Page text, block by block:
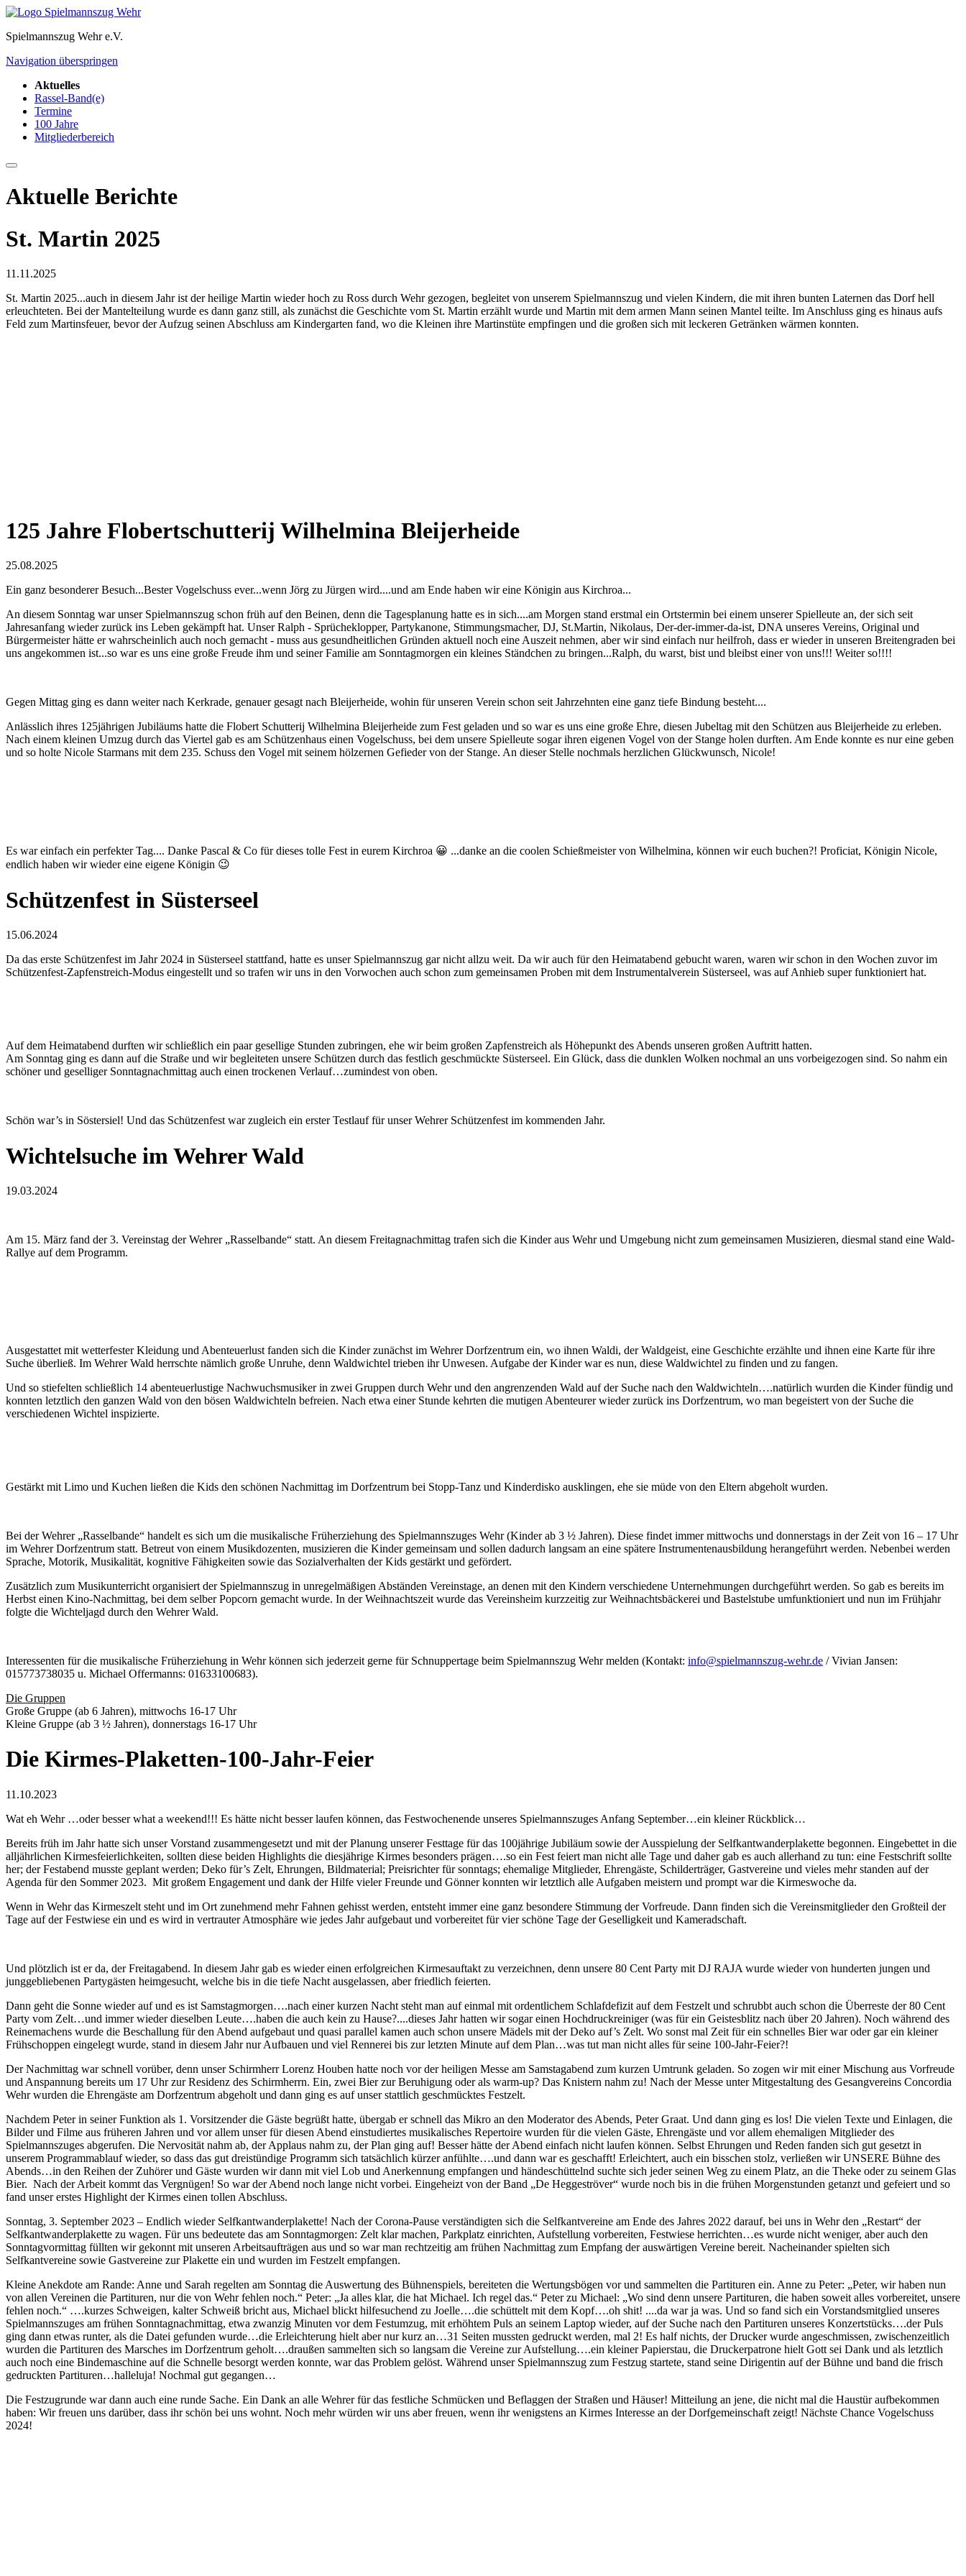
Spielmannszug Wehr e.V.
Navigation überspringen
Aktuelles
Rassel-Band(e)
Termine
100 Jahre
Mitgliederbereich
Aktuelle Berichte
St. Martin 2025
11.11.2025
St. Martin 2025...auch in diesem Jahr ist der heilige Martin wieder hoch zu Ross durch Wehr gezogen, begleitet von unserem Spielmannszug und vielen Kindern, die mit ihren bunten Laternen das Dorf hell
erleuchteten. Bei der Mantelteilung wurde es dann ganz still, als zunächst die Geschichte vom St. Martin erzählt wurde und Martin mit dem armen Mann seinen Mantel teilte. Im Anschluss ging es hinaus aufs
Feld zum Martinsfeuer, bevor der Aufzug seinen Abschluss am Kindergarten fand, wo die Kleinen ihre Martinstüte empfingen und die großen sich mit leckeren Getränken wärmen konnten.
125 Jahre Flobertschutterij Wilhelmina Bleijerheide
25.08.2025
Ein ganz besonderer Besuch...Bester Vogelschuss ever...wenn Jörg zu Jürgen wird....und am Ende haben wir eine Königin aus Kirchroa...
An diesem Sonntag war unser Spielmannszug schon früh auf den Beinen, denn die Tagesplanung hatte es in sich....am Morgen stand erstmal ein Ortstermin bei einem unserer Spielleute an, der sich seit
Jahresanfang wieder zurück ins Leben gekämpft hat. Unser Ralph - Sprücheklopper, Partykanone, Stimmungsmacher, DJ, St.Martin, Nikolaus, Der-der-immer-da-ist, DNA unseres Vereins, Original und
Bürgermeister hätte er wahrscheinlich auch noch gemacht - muss aus gesundheitlichen Gründen aktuell noch eine Auszeit nehmen, aber wir sind einfach nur heilfroh, dass er wieder in unseren Breitengraden bei
uns angekommen ist...so war es uns eine große Freude ihm und seiner Familie am Sonntagmorgen ein kleines Ständchen zu bringen...Ralph, du warst, bist und bleibst einer von uns!!! Weiter so!!!!
Gegen Mittag ging es dann weiter nach Kerkrade, genauer gesagt nach Bleijerheide, wohin für unseren Verein schon seit Jahrzehnten eine ganz tiefe Bindung besteht....
Anlässlich ihres 125jährigen Jubiläums hatte die Flobert Schutterij Wilhelmina Bleijerheide zum Fest geladen und so war es uns eine große Ehre, diesen Jubeltag mit den Schützen aus Bleijerheide zu erleben.
Nach einem kleinen Umzug durch das Viertel gab es am Schützenhaus einen Vogelschuss, bei dem unsere Spielleute sogar ihren eigenen Vogel von der Stange holen durften. Am Ende konnte es nur eine geben
und so holte Nicole Starmans mit dem 235. Schuss den Vogel mit seinem hölzernen Gefieder von der Stange. An dieser Stelle nochmals herzlichen Glückwunsch, Nicole!
Es war einfach ein perfekter Tag.... Danke Pascal & Co für dieses tolle Fest in eurem Kirchroa 😀 ...danke an die coolen Schießmeister von Wilhelmina, können wir euch buchen?! Proficiat, Königin Nicole,
endlich haben wir wieder eine eigene Königin 😉
Schützenfest in Süsterseel
15.06.2024
Da das erste Schützenfest im Jahr 2024 in Süsterseel stattfand, hatte es unser Spielmannszug gar nicht allzu weit. Da wir auch für den Heimatabend gebucht waren, waren wir schon in den Wochen zuvor im
Schützenfest-Zapfenstreich-Modus eingestellt und so trafen wir uns in den Vorwochen auch schon zum gemeinsamen Proben mit dem Instrumentalverein Süsterseel, was auf Anhieb super funktioniert hat.
Auf dem Heimatabend durften wir schließlich ein paar gesellige Stunden zubringen, ehe wir beim großen Zapfenstreich als Höhepunkt des Abends unseren großen Auftritt hatten.
Am Sonntag ging es dann auf die Straße und wir begleiteten unsere Schützen durch das festlich geschmückte Süsterseel. Ein Glück, dass die dunklen Wolken nochmal an uns vorbeigezogen sind. So nahm ein
schöner und geselliger Sonntagnachmittag auch einen trockenen Verlauf…zumindest von oben.
Schön war’s in Söstersiel! Und das Schützenfest war zugleich ein erster Testlauf für unser Wehrer Schützenfest im kommenden Jahr.
Wichtelsuche im Wehrer Wald
19.03.2024
Am 15. März fand der 3. Vereinstag der Wehrer „Rasselbande“ statt. An diesem Freitagnachmittag trafen sich die Kinder aus Wehr und Umgebung nicht zum gemeinsamen Musizieren, diesmal stand eine Wald-
Rallye auf dem Programm.
Ausgestattet mit wetterfester Kleidung und Abenteuerlust fanden sich die Kinder zunächst im Wehrer Dorfzentrum ein, wo ihnen Waldi, der Waldgeist, eine Geschichte erzählte und ihnen eine Karte für ihre
Suche überließ. Im Wehrer Wald herrschte nämlich große Unruhe, denn Waldwichtel trieben ihr Unwesen. Aufgabe der Kinder war es nun, diese Waldwichtel zu finden und zu fangen.
Und so stiefelten schließlich 14 abenteuerlustige Nachwuchsmusiker in zwei Gruppen durch Wehr und den angrenzenden Wald auf der Suche nach den Waldwichteln….natürlich wurden die Kinder fündig und
konnten letztlich den ganzen Wald von den bösen Waldwichteln befreien. Nach etwa einer Stunde kehrten die mutigen Abenteurer wieder zurück ins Dorfzentrum, wo man begeistert von der Suche die
verschiedenen Wichtel inspizierte.
Gestärkt mit Limo und Kuchen ließen die Kids den schönen Nachmittag im Dorfzentrum bei Stopp-Tanz und Kinderdisko ausklingen, ehe sie müde von den Eltern abgeholt wurden.
Bei der Wehrer „Rasselbande“ handelt es sich um die musikalische Früherziehung des Spielmannszuges Wehr (Kinder ab 3 ½ Jahren). Diese findet immer mittwochs und donnerstags in der Zeit von 16 – 17 Uhr
im Wehrer Dorfzentrum statt. Betreut von einem Musikdozenten, musizieren die Kinder gemeinsam und sollen dadurch langsam an eine spätere Instrumentenausbildung herangeführt werden. Nebenbei werden
Sprache, Motorik, Musikalität, kognitive Fähigkeiten sowie das Sozialverhalten der Kids gestärkt und gefördert.
Zusätzlich zum Musikunterricht organisiert der Spielmannszug in unregelmäßigen Abständen Vereinstage, an denen mit den Kindern verschiedene Unternehmungen durchgeführt werden. So gab es bereits im
Herbst einen Kino-Nachmittag, bei dem selber Popcorn gemacht wurde. In der Weihnachtszeit wurde das Vereinsheim kurzzeitig zur Weihnachtsbäckerei und Bastelstube umfunktioniert und nun im Frühjahr
folgte die Wichteljagd durch den Wehrer Wald.
Interessenten für die musikalische Früherziehung in Wehr können sich jederzeit gerne für Schnuppertage beim Spielmannszug Wehr melden (Kontakt: info@spielmannszug-wehr.de / Vivian Jansen:
015773738035 u. Michael Offermanns: 01633100683).
Die Gruppen
Große Gruppe (ab 6 Jahren), mittwochs 16-17 Uhr
Kleine Gruppe (ab 3 ½ Jahren), donnerstags 16-17 Uhr
Die Kirmes-Plaketten-100-Jahr-Feier
11.10.2023
Wat eh Wehr …oder besser what a weekend!!! Es hätte nicht besser laufen können, das Festwochenende unseres Spielmannszuges Anfang September…ein kleiner Rückblick…
Bereits früh im Jahr hatte sich unser Vorstand zusammengesetzt und mit der Planung unserer Festtage für das 100jährige Jubiläum sowie der Ausspielung der Selfkantwanderplakette begonnen. Eingebettet in die
alljährlichen Kirmesfeierlichkeiten, sollten diese beiden Highlights die diesjährige Kirmes besonders prägen….so ein Fest feiert man nicht alle Tage und daher gab es auch allerhand zu tun: eine Festschrift sollte
her; der Festabend musste geplant werden; Deko für’s Zelt, Ehrungen, Bildmaterial; Preisrichter für sonntags; ehemalige Mitglieder, Ehrengäste, Schilderträger, Gastvereine und vieles mehr standen auf der
Agenda für den Sommer 2023. Mit großem Engagement und dank der Hilfe vieler Freunde und Gönner konnten wir letztlich alle Aufgaben meistern und prompt war die Kirmeswoche da.
Wenn in Wehr das Kirmeszelt steht und im Ort zunehmend mehr Fahnen gehisst werden, entsteht immer eine ganz besondere Stimmung der Vorfreude. Dann finden sich die Vereinsmitglieder den Großteil der
Tage auf der Festwiese ein und es wird in vertrauter Atmosphäre wie jedes Jahr aufgebaut und vorbereitet für vier schöne Tage der Geselligkeit und Kameradschaft.
Und plötzlich ist er da, der Freitagabend. In diesem Jahr gab es wieder einen erfolgreichen Kirmesauftakt zu verzeichnen, denn unsere 80 Cent Party mit DJ RAJA wurde wieder von hunderten jungen und
junggebliebenen Partygästen heimgesucht, welche bis in die tiefe Nacht ausgelassen, aber friedlich feierten.
Dann geht die Sonne wieder auf und es ist Samstagmorgen….nach einer kurzen Nacht steht man auf einmal mit ordentlichem Schlafdefizit auf dem Festzelt und schrubbt auch schon die Überreste der 80 Cent
Party vom Zelt…und immer wieder dieselben Leute….haben die auch kein zu Hause?....dieses Jahr hatten wir sogar einen Hochdruckreiniger (was für ein Geistesblitz nach über 20 Jahren). Noch während des
Reinemachens wurde die Beschallung für den Abend aufgebaut und quasi parallel kamen auch schon unsere Mädels mit der Deko auf’s Zelt. Wo sonst mal Zeit für ein schnelles Bier war oder gar ein kleiner
Frühschoppen eingelegt wurde, stand in diesem Jahr nur Aufbauen und viel Rennerei bis zur letzten Minute auf dem Plan…was tut man nicht alles für seine 100-Jahr-Feier?!
Der Nachmittag war schnell vorüber, denn unser Schirmherr Lorenz Houben hatte noch vor der heiligen Messe am Samstagabend zum kurzen Umtrunk geladen. So zogen wir mit einer Mischung aus Vorfreude
und Anspannung bereits um 17 Uhr zur Residenz des Schirmherrn. Ein, zwei Bier zur Beruhigung oder als warm-up? Das Knistern nahm zu! Nach der Messe unter Mitgestaltung des Gesangvereins Concordia
Wehr wurden die Ehrengäste am Dorfzentrum abgeholt und dann ging es auf unser stattlich geschmücktes Festzelt.
Nachdem Peter in seiner Funktion als 1. Vorsitzender die Gäste begrüßt hatte, übergab er schnell das Mikro an den Moderator des Abends, Peter Graat. Und dann ging es los! Die vielen Texte und Einlagen, die
Bilder und Filme aus früheren Jahren und vor allem unser für diesen Abend einstudiertes musikalisches Repertoire wurden für die vielen Gäste, Ehrengäste und vor allem ehemaligen Mitglieder des
Spielmannszuges abgerufen. Die Nervosität nahm ab, der Applaus nahm zu, der Plan ging auf! Besser hätte der Abend einfach nicht laufen können. Selbst Ehrungen und Reden fanden sich gut gesetzt in
unserem Programmablauf wieder, so dass das gut dreistündige Programm sich tatsächlich kürzer anfühlte….und dann war es geschafft! Erleichtert, auch ein bisschen stolz, verließen wir UNSERE Bühne des
Abends…in den Reihen der Zuhörer und Gäste wurden wir dann mit viel Lob und Anerkennung empfangen und händeschüttelnd suchte sich jeder seinen Weg zu einem Platz, an die Theke oder zu seinem Glas
Bier. Nach der Arbeit kommt das Vergnügen! So war der Abend noch lange nicht vorbei. Eingeheizt von der Band „De Heggeströver“ wurde noch bis in die frühen Morgenstunden getanzt und gefeiert und so
fand unser erstes Highlight der Kirmes einen tollen Abschluss.
Sonntag, 3. September 2023 – Endlich wieder Selfkantwanderplakette! Nach der Corona-Pause verständigten sich die Selfkantvereine am Ende des Jahres 2022 darauf, bei uns in Wehr den „Restart“ der
Selfkantwanderplakette zu wagen. Für uns bedeutete das am Sonntagmorgen: Zelt klar machen, Parkplatz einrichten, Aufstellung vorbereiten, Festwiese herrichten…es wurde nicht weniger, aber auch den
Sonntagvormittag füllten wir gekonnt mit unseren Arbeitsaufträgen aus und so war man rechtzeitig am frühen Nachmittag zum Empfang der auswärtigen Vereine bereit. Nacheinander spielten sich
Selfkantvereine sowie Gastvereine zur Plakette ein und wurden im Festzelt empfangen.
Kleine Anekdote am Rande: Anne und Sarah regelten am Sonntag die Auswertung des Bühnenspiels, bereiteten die Wertungsbögen vor und sammelten die Partituren ein. Anne zu Peter: „Peter, wir haben nun
von allen Vereinen die Partituren, nur die von Wehr fehlen noch.“ Peter: „Ja alles klar, die hat Michael. Ich regel das.“ Peter zu Michael: „Wo sind denn unsere Partituren, die haben soweit alles vorbereitet, unsere
fehlen noch.“ ….kurzes Schweigen, kalter Schweiß bricht aus, Michael blickt hilfesuchend zu Joelle….die schüttelt mit dem Kopf….oh shit! ....da war ja was. Und so fand sich ein Vorstandsmitglied unseres
Spielmannszuges am frühen Sonntagnachmittag, etwa zwanzig Minuten vor dem Festumzug, mit erhöhtem Puls an seinem Laptop wieder, auf der Suche nach den Partituren unseres Konzertstücks….der Puls
ging dann etwas runter, als die Datei gefunden wurde…die Erleichterung hielt aber nur kurz an…31 Seiten mussten gedruckt werden, mal 2! Es half nichts, der Drucker wurde angeschmissen, zwischenzeitlich
wurden die Partituren des Marsches im Dorfzentrum geholt….draußen sammelten sich so langsam die Vereine zur Aufstellung….ein kleiner Papierstau, die Druckerpatrone hielt Gott sei Dank und als letztlich
auch noch eine Bindemaschine auf die Schnelle besorgt werden konnte, war das Problem gelöst. Während unser Spielmannszug zum Festzug startete, stand seine Dirigentin auf der Bühne und band die frisch
gedruckten Partituren…halleluja! Nochmal gut gegangen…
Die Festzugrunde war dann auch eine runde Sache. Ein Dank an alle Wehrer für das festliche Schmücken und Beflaggen der Straßen und Häuser! Mitteilung an jene, die nicht mal die Haustür aufbekommen
haben: Wir freuen uns darüber, dass ihr schön bei uns wohnt. Noch mehr würden wir uns aber freuen, wenn ihr wenigstens an Kirmes Interesse an der Dorfgemeinschaft zeigt! Nächste Chance Vogelschuss
2024!